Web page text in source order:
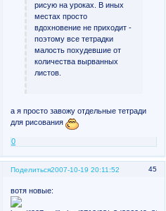
рисую на уроках. В иных
местах просто
вдохновение не приходит -
поэтому все тетрадки
малость похудевшие от
количества вырванных
листов.
а я просто завожу отдельные тетради
для рисования
0
Поделиться 45
2007-10-19 20:11:52
вотя новые: